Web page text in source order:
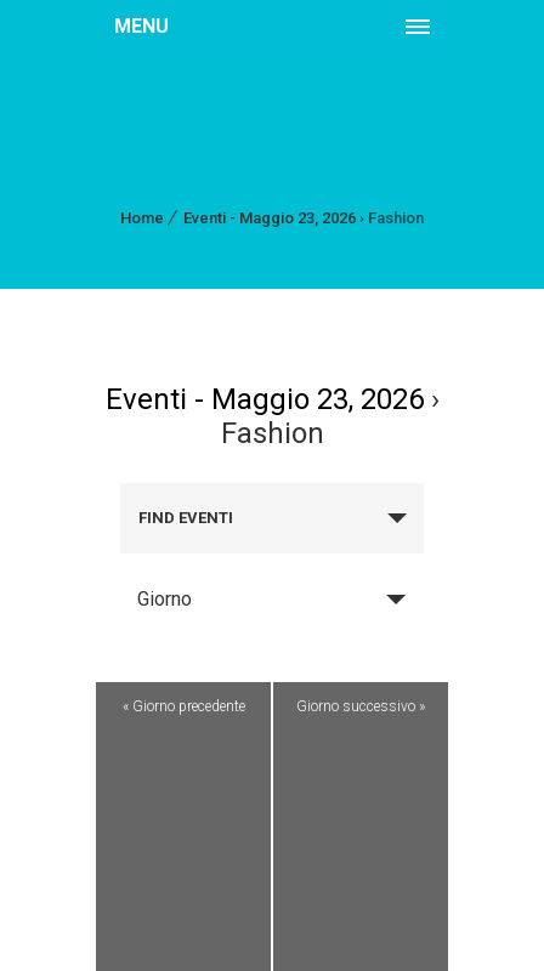
MENU
Home Eventi - Maggio 23, 2026 › Fashion
Eventi - Maggio 23, 2026›
Fashion
FIND EVENTI
Giorno
« Giorno precedente Giorno successivo »